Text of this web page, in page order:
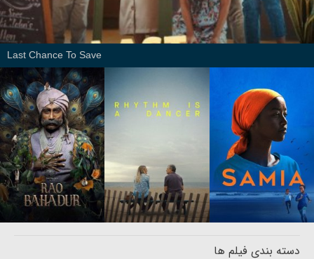
Last Chance To Save
دسته بندی فیلم ها